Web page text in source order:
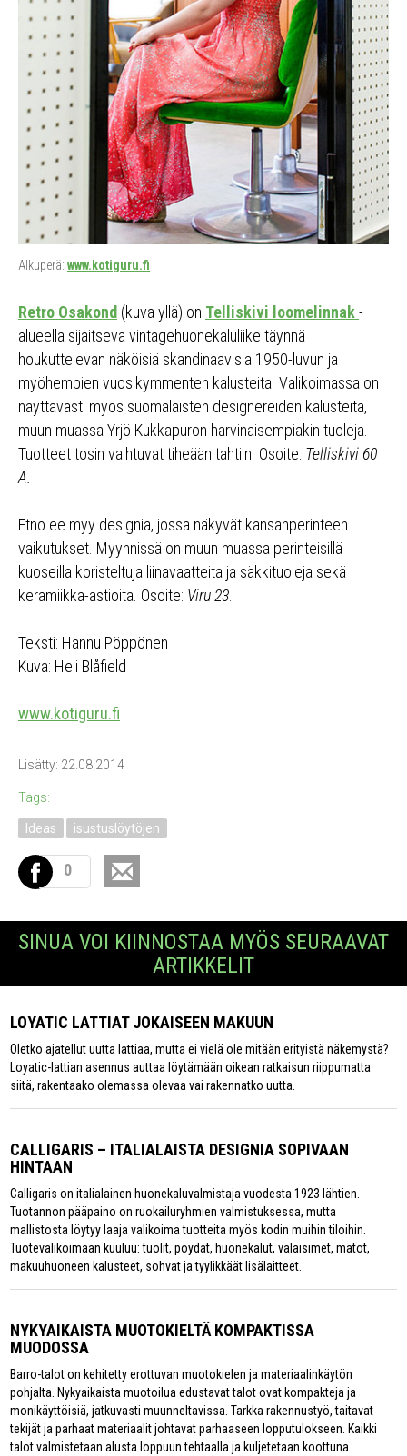
Alkuperä: www.kotiguru.fi
Retro Osakond (kuva yllä) on Telliskivi loomelinnak-
alueella sijaitseva vintagehuonekaluliike täynnä
houkuttelevan näköisiä skandinaavisia 1950-luvun ja
myöhempien vuosikymmenten kalusteita. Valikoimassa on
näyttävästi myös suomalaisten designereiden kalusteita,
muun muassa Yrjö Kukkapuron harvinaisempiakin tuoleja.
Tuotteet tosin vaihtuvat tiheään tahtiin. Osoite: Telliskivi 60
A.
Etno.ee myy designia, jossa näkyvät kansanperinteen
vaikutukset. Myynnissä on muun muassa perinteisillä
kuoseilla koristeltuja liinavaatteita ja säkkituoleja sekä
keramiikka-astioita. Osoite: Viru 23.
Teksti: Hannu Pöppönen
Kuva: Heli Blåfield
www.kotiguru.fi
Lisätty: 22.08.2014
Tags:
Ideas isustuslöytöjen
0
SINUA VOI KIINNOSTAA MYÖS SEURAAVAT
ARTIKKELIT
LOYATIC LATTIAT JOKAISEEN MAKUUN
Oletko ajatellut uutta lattiaa, mutta ei vielä ole mitään erityistä näkemystä?
Loyatic-lattian asennus auttaa löytämään oikean ratkaisun riippumatta
siitä, rakentaako olemassa olevaa vai rakennatko uutta.
CALLIGARIS – ITALIALAISTA DESIGNIA SOPIVAAN
HINTAAN
Calligaris on italialainen huonekaluvalmistaja vuodesta 1923 lähtien.
Tuotannon pääpaino on ruokailuryhmien valmistuksessa, mutta
mallistosta löytyy laaja valikoima tuotteita myös kodin muihin tiloihin.
Tuotevalikoimaan kuuluu: tuolit, pöydät, huonekalut, valaisimet, matot,
makuuhuoneen kalusteet, sohvat ja tyylikkäät lisälaitteet.
NYKYAIKAISTA MUOTOKIELTÄ KOMPAKTISSA
MUODOSSA
Barro-talot on kehitetty erottuvan muotokielen ja materiaalinkäytön
pohjalta. Nykyaikaista muotoilua edustavat talot ovat kompakteja ja
monikäyttöisiä, jatkuvasti muunneltavissa. Tarkka rakennustyö, taitavat
tekijät ja parhaat materiaalit johtavat parhaaseen lopputulokseen. Kaikki
talot valmistetaan alusta loppuun tehtaalla ja kuljetetaan koottuna